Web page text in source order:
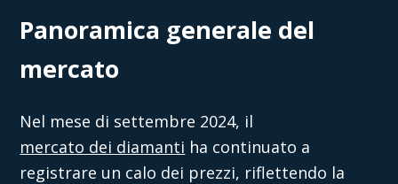
Panoramica generale del
mercato
Nel mese di settembre 2024, il
mercato dei diamanti ha continuato a
registrare un calo dei prezzi, riflettendo la